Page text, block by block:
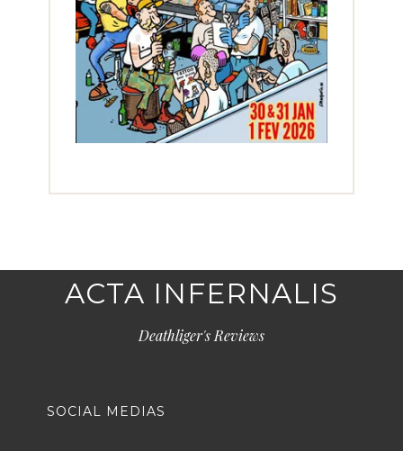
ACTA INFERNALIS
Deathliger's Reviews
SOCIAL MEDIAS